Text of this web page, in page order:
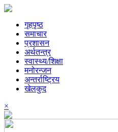
गृहपृष्ठ
समाचार
प्रशासन
अर्थतन्त्र
स्वास्थ्य/शिक्षा
मनोरन्जन
अन्तर्राष्ट्रिय
खेलकुद
×